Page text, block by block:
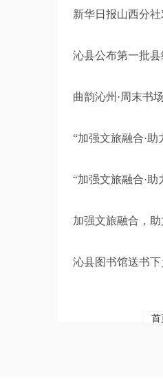
新华日报山西分
沁县公布第一批
曲韵沁州·周末书
“加强文旅融合·
“加强文旅融合·
加强文旅融合，
沁县图书馆送书